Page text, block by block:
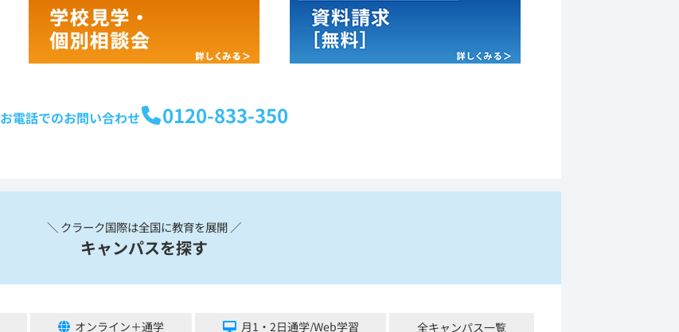
お電話でのお問い合わせ 0120-833-350
＼ クラーク国際は全国に教育を展開 ／
キャンパスを探す
オンライン＋通学 月1・2日通学/Web学習 全キャンパス一覧